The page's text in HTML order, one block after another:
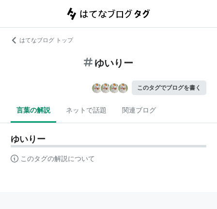
はてなブログ トップ
ゆいりー
このタグでブログを書く
言葉の解説 ネットで話題 関連ブログ
ゆいりー
このタグの解説について